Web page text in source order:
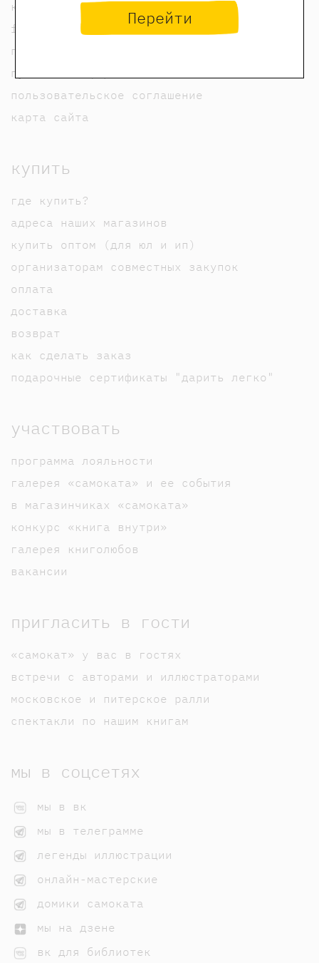
Перейти
контакты
foreign rights contacts
политика конфиденциальности
публичная оферта
пользовательское соглашение
карта сайта
купить
где купить?
адреса наших магазинов
купить оптом (для юл и ип)
организаторам совместных закупок
оплата
доставка
возврат
как сделать заказ
подарочные сертификаты "дарить легко"
участвовать
программа лояльности
галерея «самоката» и ее события
в магазинчиках «самоката»
конкурс «книга внутри»
галерея книголюбов
вакансии
пригласить в гости
«самокат» у вас в гостях
встречи с авторами и иллюстраторами
московское и питерское ралли
спектакли по нашим книгам
мы в соцсетях
мы в вк
мы в телеграмме
легенды иллюстрации
онлайн-мастерские
домики самоката
мы на дзене
вк для библиотек